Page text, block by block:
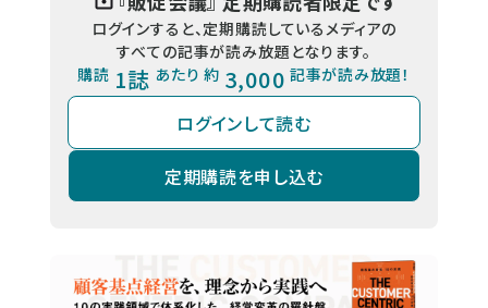
ログインすると、定期購読しているメディアの
すべての記事が読み放題となります。
購読 1誌 あたり 約 3,000 記事が読み放題！
ログインして読む
定期購読を申し込む